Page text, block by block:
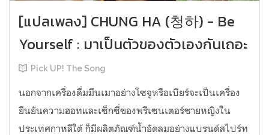
[แปลเพลง] CHUNG HA (청하) - Be
Yourself : มาเป็นตัวของตัวเองกันเถอะ
Pick UP! The Song
นอกจากเครื่องดื่มมึนเมาอย่างโซจูหรือเบียร์จะเป็นเครื่อง
ยืนยันความฮอทและเซ็กซี่ของพรีเซนเตอร์ชายหญิงใน
ประเทศกาหลีใต้ ก็มีผลิตภัณฑ์น้ำอัดลมอย่างแบรนด์สไปร์ท